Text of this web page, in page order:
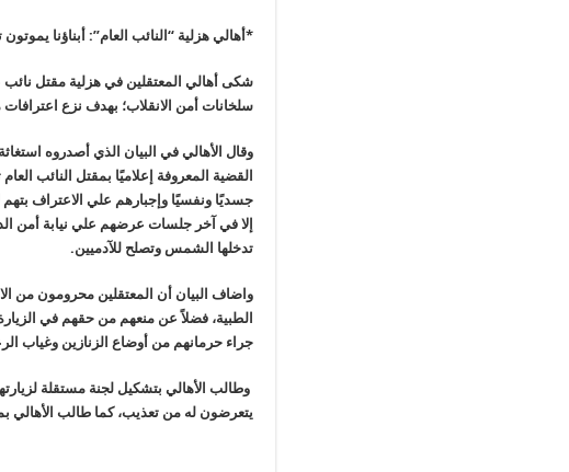
*أهالي هزلية “النائب العام”: أبناؤنا
شكى أهالي المعتقلين في هزلية مقتل
سلخانات أمن الانقلاب؛ بهدف نزع
وقال الأهالي في البيان الذي أصدروه
القضية المعروفة إعلاميًا بمقتل النائب
جسديًا ونفسيًا وإجبارهم علي الاعتراف
إلا في آخر جلسات عرضهم علي نيابة أمن
تدخلها الشمس وتصلح للآدميين.
واضاف البيان أن المعتقلين محرومون من
الطبية، فضلاً عن منعهم من حقهم في
جراء حرمانهم من أوضاع الزنازين وغياب
وطالب الأهالي بتشكيل لجنة مستقلة
يتعرضون له من تعذيب، كما طالب الأهالي